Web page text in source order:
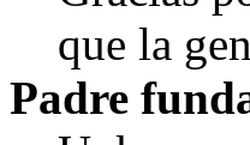
que la
Padre